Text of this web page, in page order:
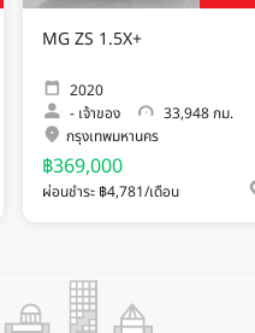
MG ZS 1.5X+
2020
- เจ้าของ
33,948 กม.
กรุงเทพมหานคร
฿369,000
ผ่อนชำระ ฿4,781/เดือน